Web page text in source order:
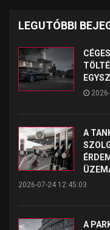
LEGUTÓBBI
A
2026-07-24 12:45:03
A